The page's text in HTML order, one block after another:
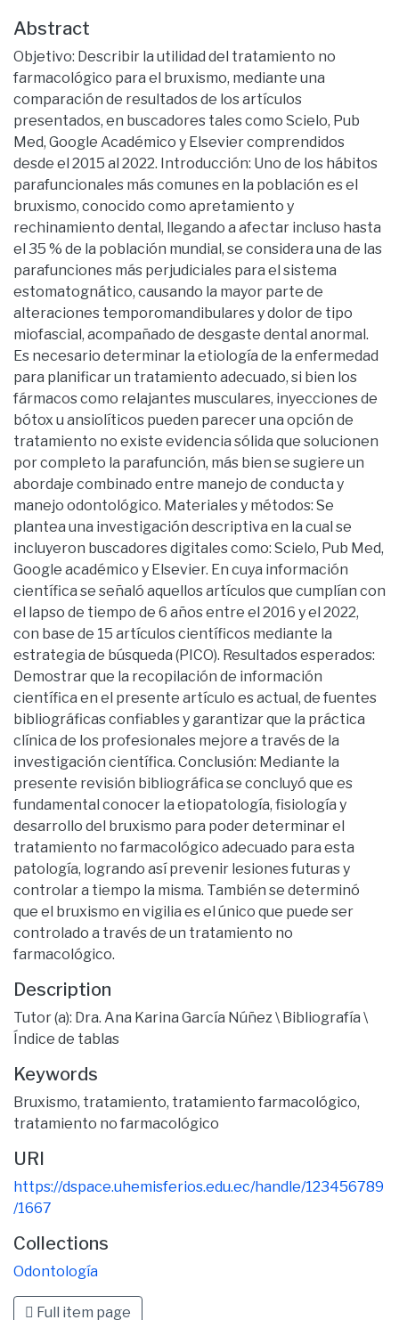
Abstract
Objetivo: Describir la utilidad del tratamiento no
farmacológico para el bruxismo, mediante una
comparación de resultados de los artículos
presentados, en buscadores tales como Scielo, Pub
Med, Google Académico y Elsevier comprendidos
desde el 2015 al 2022. Introducción: Uno de los hábitos
parafuncionales más comunes en la población es el
bruxismo, conocido como apretamiento y
rechinamiento dental, llegando a afectar incluso hasta
el 35 % de la población mundial, se considera una de las
parafunciones más perjudiciales para el sistema
estomatognático, causando la mayor parte de
alteraciones temporomandibulares y dolor de tipo
miofascial, acompañado de desgaste dental anormal.
Es necesario determinar la etiología de la enfermedad
para planificar un tratamiento adecuado, si bien los
fármacos como relajantes musculares, inyecciones de
bótox u ansiolíticos pueden parecer una opción de
tratamiento no existe evidencia sólida que solucionen
por completo la parafunción, más bien se sugiere un
abordaje combinado entre manejo de conducta y
manejo odontológico. Materiales y métodos: Se
plantea una investigación descriptiva en la cual se
incluyeron buscadores digitales como: Scielo, Pub Med,
Google académico y Elsevier. En cuya información
científica se señaló aquellos artículos que cumplían con
el lapso de tiempo de 6 años entre el 2016 y el 2022,
con base de 15 artículos científicos mediante la
estrategia de búsqueda (PICO). Resultados esperados:
Demostrar que la recopilación de información
científica en el presente artículo es actual, de fuentes
bibliográficas confiables y garantizar que la práctica
clínica de los profesionales mejore a través de la
investigación científica. Conclusión: Mediante la
presente revisión bibliográfica se concluyó que es
fundamental conocer la etiopatología, fisiología y
desarrollo del bruxismo para poder determinar el
tratamiento no farmacológico adecuado para esta
patología, logrando así prevenir lesiones futuras y
controlar a tiempo la misma. También se determinó
que el bruxismo en vigilia es el único que puede ser
controlado a través de un tratamiento no
farmacológico.
Description
Tutor (a): Dra. Ana Karina García Núñez \ Bibliografía \
Índice de tablas
Keywords
Bruxismo, tratamiento, tratamiento farmacológico,
tratamiento no farmacológico
URI
https://dspace.uhemisferios.edu.ec/handle/123456789
/1667
Collections
Odontología
Full item page